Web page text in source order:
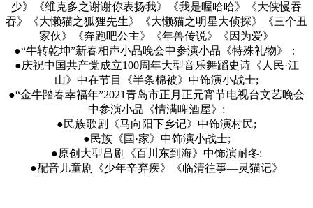
少》《维克多之谢谢你表扬我》《我是喔哈哈》《大侠慢吞
吞》《大懒猫之狐狸先生》《大懒猫之明星大侦探》《三个丑
家伙》《奔跑吧公主》《年兽传说》《因为爱》
●“牛转乾坤”新春相声小品晚会中参演小品《特殊礼物》；
●庆祝中国共产党成立100周年大型音乐舞蹈史诗《人民·江
山》中在节目《半条棉被》中饰演小战士;
●“金牛踏春幸福年”2021青岛市正月正元宵节电视台文艺晚会
中参演小品《情满啤酒屋》;
●民族歌剧《马向阳下乡记》中饰演村民;
●民族《国·家》中饰演小战士;
●原创大型吕剧《百川东到海》中饰演耐冬;
●配音儿童剧《少年辛弃疾》《临清往事—灵猫记》